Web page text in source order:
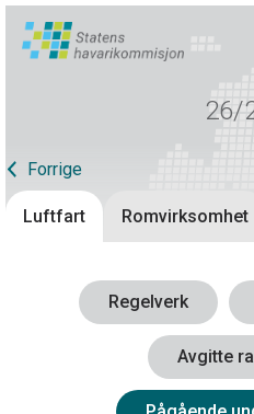
26/
Forrige
Luftfart Romvirksomhet
Regelverk
Avgitte